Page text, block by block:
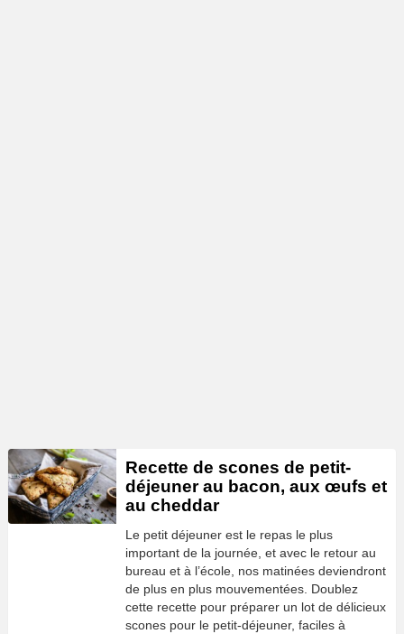
Recette de scones de petit-
déjeuner au bacon, aux œufs et
au cheddar
Le petit déjeuner est le repas le plus
important de la journée, et avec le retour au
bureau et à l’école, nos matinées deviendront
de plus en plus mouvementées. Doublez
cette recette pour préparer un lot de délicieux
scones pour le petit-déjeuner, faciles à